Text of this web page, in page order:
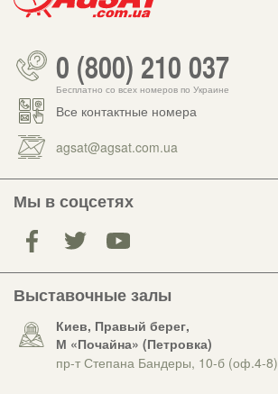
0 (800) 210 037
Бесплатно со всех номеров по Украине
Все контактные номера
agsat@agsat.com.ua
Мы в соцсетях
Выставочные залы
Киев, Правый берег,
М «Почайна» (Петровка)
пр-т Степана Бандеры, 10-б (оф.4-8)